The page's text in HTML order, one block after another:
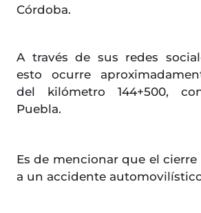
Córdoba.
A través de sus redes
esto ocurre
del kilómetro 144+500,
Puebla.
Es de mencionar que el
a un accidente